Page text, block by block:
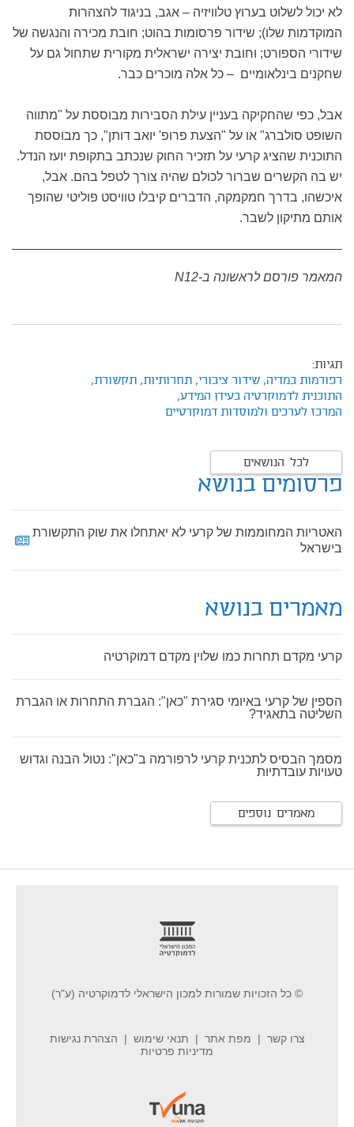
לא יכול לשלוט בערוץ טלוויזיה – אגב, בניגוד להצהרות
המוקדמות שלו); שידור פרסומות בהוט; חובת מכירה והנגשה של
שידורי הספורט; וחובת יצירה ישראלית מקורית שתחול גם על
שחקנים בינלאומיים – כל אלה מוכרים כבר.
אבל, כפי שהחקיקה בעניין עילת הסבירות מבוססת על "מתווה
השופט סולברג" או על "הצעת פרופ' יואב דותן", כך מבוססת
התוכנית שהציג קרעי על תזכיר החוק שנכתב בתקופת יועז הנדל.
יש בה הקשרים שברור לכולם שהיה צורך לטפל בהם. אבל,
איכשהו, בדרך חמקמקה, הדברים קיבלו טוויסט פוליטי שהופך
אותם מתיקון לשבר.
המאמר פורסם לראשונה ב-N12
תגיות:
רפורמות במדיה, שידור ציבורי, תחרותיות, תקשורת,
התוכנית לדמוקרטיה בעידן המידע,
המרכז לערכים ולמוסדות דמוקרטיים
לכל הנושאים
פרסומים בנושא
האטריות המחוממות של קרעי לא יאתחלו את שוק התקשורת
בישראל
מאמרים בנושא
קרעי מקדם תחרות כמו שלוין מקדם דמוקרטיה
הספין של קרעי באיומי סגירת "כאן": הגברת התחרות או הגברת
השליטה בתאגיד?
מסמך הבסיס לתכנית קרעי לרפורמה ב"כאן": נטול הבנה וגדוש
טעויות עובדתיות
מאמרים נוספים
© כל הזכויות שמורות למכון הישראלי לדמוקרטיה (ע"ר)
צרו קשר מפת אתר תנאי שימוש
הצהרת נגישות
מדיניות פרטיות